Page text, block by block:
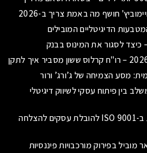
כיצד לסגור את המינוס בבנק
מסע הצמיחה של ג’ורג’ ורור
בין פיתוח עסקי לשיווק דיגיטלי
חמדאן ג'לולי: ייעוץ כלכלי ומומחיות ב-ISO 9001 להובלת עסקים להצלחה
מוביל בפירוק מורכבויות פיננסיות